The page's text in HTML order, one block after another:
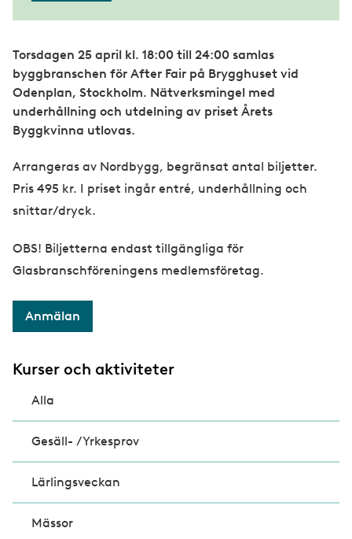
Torsdagen 25 april kl. 18:00 till 24:00 samlas
byggbranschen för After Fair på Brygghuset vid
Odenplan, Stockholm. Nätverksmingel med
underhållning och utdelning av priset Årets
Byggkvinna utlovas.
Arrangeras av Nordbygg, begränsat antal biljetter.
Pris 495 kr. I priset ingår entré, underhållning och
snittar/dryck.
OBS! Biljetterna endast tillgängliga för
Glasbranschföreningens medlemsföretag.
Anmälan
Kurser och aktiviteter
Alla
Gesäll- /Yrkesprov
Lärlingsveckan
Mässor